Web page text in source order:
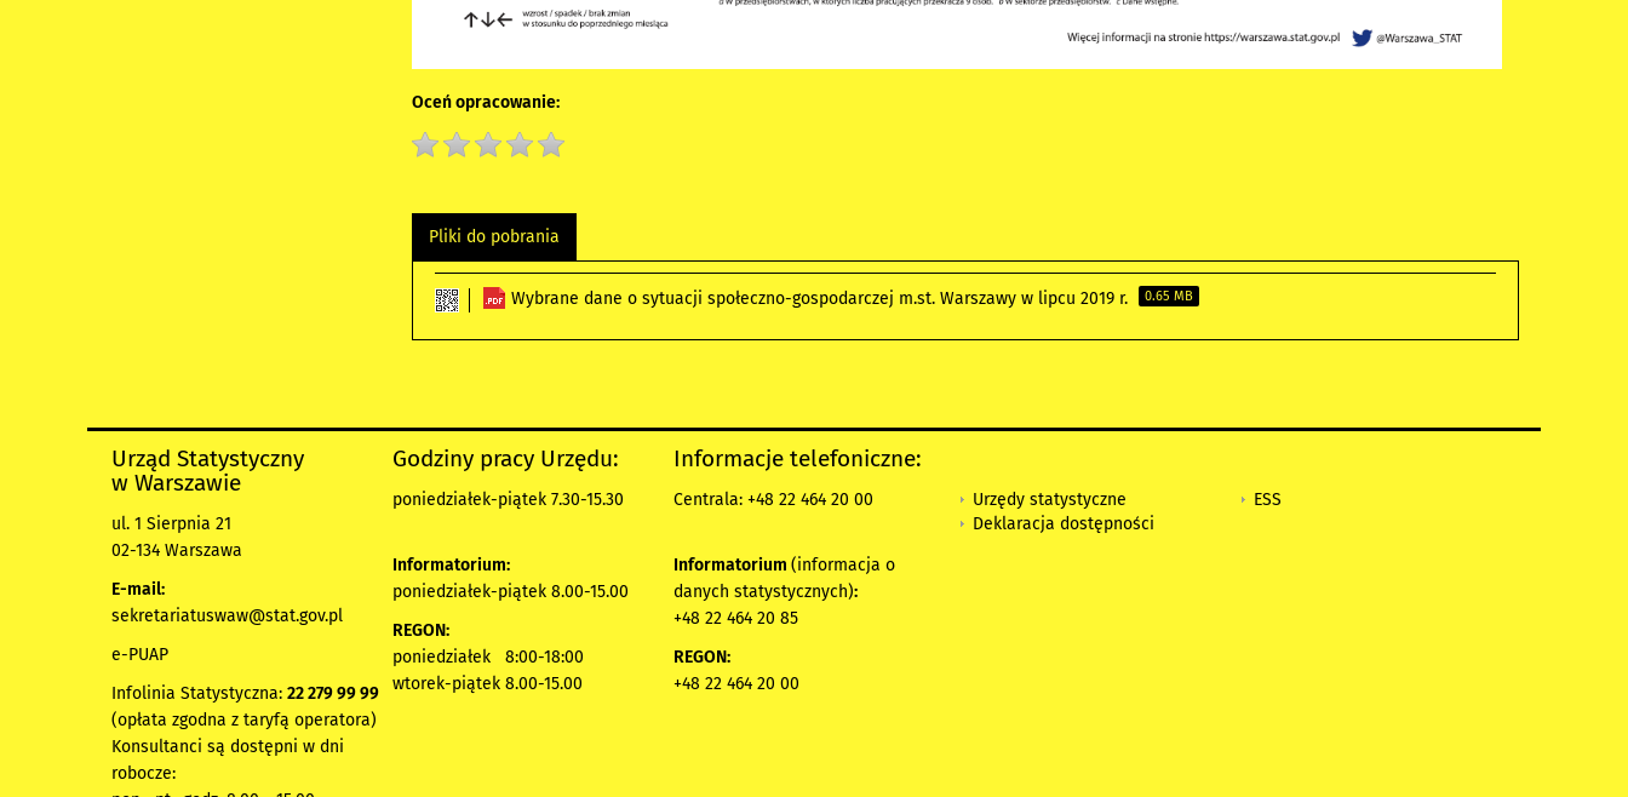
Oceń opracowanie:
Pliki do pobrania
Wybrane dane o sytuacji społeczno-gospodarczej m.st. Warszawy w lipcu 2019 r. 0.65 MB
Urząd Statystyczny
w Warszawie
ul. 1 Sierpnia 21
02-134 Warszawa
E-mail:
sekretariatuswaw@stat.gov.pl
e-PUAP
Infolinia Statystyczna: 22 279 99 99
(opłata zgodna z taryfą operatora)
Konsultanci są dostępni w dni
robocze:
Godziny pracy Urzędu:
poniedziałek-piątek 7.30-15.30
Informatorium:
poniedziałek-piątek 8.00-15.00
REGON:
poniedziałek 8:00-18:00
wtorek-piątek 8.00-15.00
Informacje telefoniczne:
Centrala: +48 22 464 20 00
Informatorium (informacja o
danych statystycznych):
+48 22 464 20 85
REGON:
+48 22 464 20 00
Urzędy statystyczne
Deklaracja dostępności
ESS